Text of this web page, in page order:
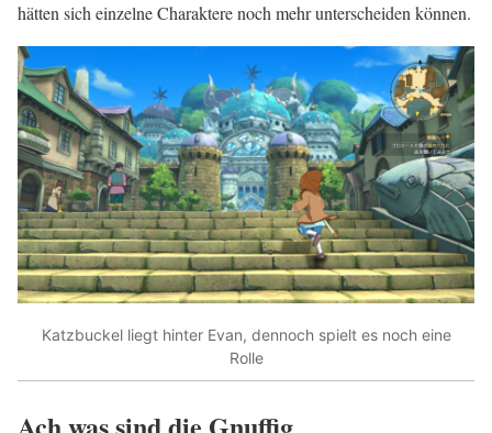
hätten sich einzelne Charaktere noch mehr unterscheiden können.
Katzbuckel liegt hinter Evan, dennoch spielt es noch eine
Rolle